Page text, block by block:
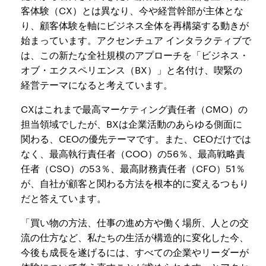
客体験（CX）とは異なり、今や経営幹部が主体とな
り、顧客体験を軸にビジネス全体を再構築する動きが
始まっています。アクセンチュア インタラクティブで
は、この新たな全社規模のアプローチを「ビジネス・
オブ・エクスペリエンス（BX）」と名付け、喫緊の
経営テーマになると考えています。
CXはこれまで最高マーケティング責任者（CMO）の
担当領域でしたが、BXは企業活動のあらゆる側面に
関わる、CEOの優先テーマです。また、CEOだけでは
なく、最高執行責任者（COO）の56％、最高戦略責
任者（CSO）の53％、最高財務責任者（CFO）51％
が、自社が顧客と関わる方法を根本的に変えるつもり
だと答えています。
「買い物の方法、仕事の進め方や働く場所、人との交
流の仕方など、私たちの生活が構造的に変化した今、
今後も成長を遂げるには、すべての企業やリーダーが